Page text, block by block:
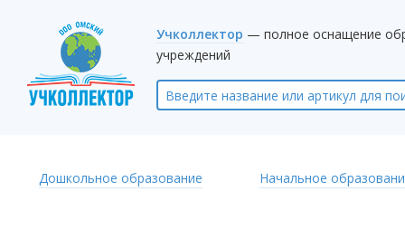
Учколлектор — полное оснащение
учреждений
Дошкольное образование Начальное